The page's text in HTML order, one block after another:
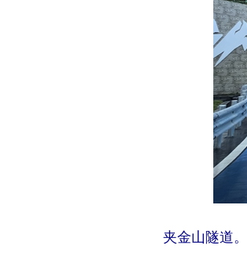
夹金山隧道